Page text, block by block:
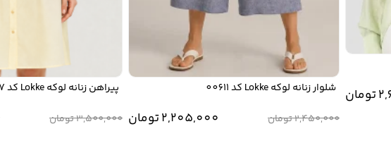
تومان شلوار زنانه لوکه Lokke کد 00611
2,450,000تومان 2,205,000تومان
پیراهن زنانه لوکه Lokke کد 00607
3,500,000تومان